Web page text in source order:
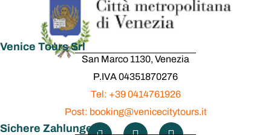
Venice Tours Srl
San Marco 1130, Venezia
P.IVA 04351870276
Tel: +39 0414761926
Post: booking@venicecitytours.it
Sichere Zahlungen